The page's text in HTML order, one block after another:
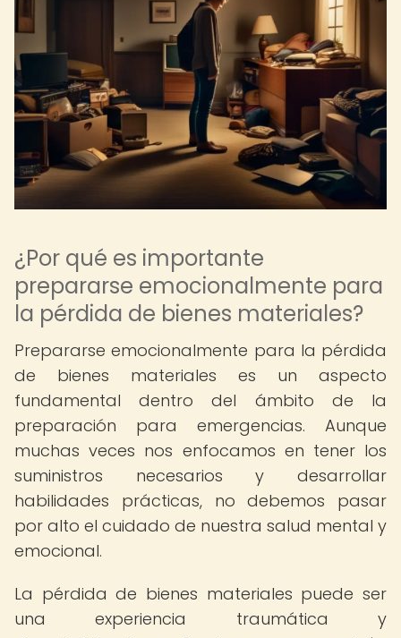
¿Por qué es importante
prepararse emocionalmente para
la pérdida de bienes materiales?
Prepararse emocionalmente para la pérdida
de bienes materiales es un aspecto
fundamental dentro del ámbito de la
preparación para emergencias. Aunque
muchas veces nos enfocamos en tener los
suministros necesarios y desarrollar
habilidades prácticas, no debemos pasar
por alto el cuidado de nuestra salud mental y
emocional.
La pérdida de bienes materiales puede ser
una experiencia traumática y